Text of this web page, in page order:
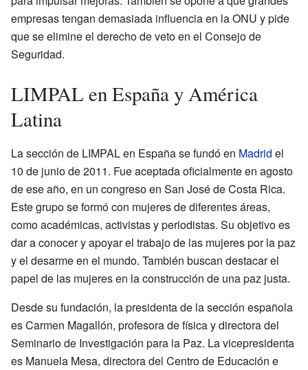
empresas tengan demasiada influencia en la ONU y pide
que se elimine el derecho de veto en el Consejo de
Seguridad.
LIMPAL en España y América
Latina
La sección de LIMPAL en España se fundó en Madrid el
10 de junio de 2011. Fue aceptada oficialmente en agosto
de ese año, en un congreso en San José de Costa Rica.
Este grupo se formó con mujeres de diferentes áreas,
como académicas, activistas y periodistas. Su objetivo es
dar a conocer y apoyar el trabajo de las mujeres por la paz
y el desarme en el mundo. También buscan destacar el
papel de las mujeres en la construcción de una paz justa.
Desde su fundación, la presidenta de la sección española
es Carmen Magallón, profesora de física y directora del
Seminario de Investigación para la Paz. La vicepresidenta
es Manuela Mesa, directora del Centro de Educación e